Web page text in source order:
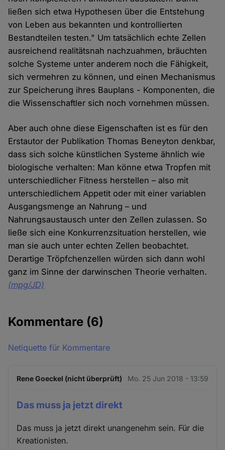
ließen sich etwa Hypothesen über die Entstehung
von Leben aus bekannten und kontrollierten
Bestandteilen testen." Um tatsächlich echte Zellen
ausreichend realitätsnah nachzuahmen, bräuchten
solche Systeme unter anderem noch die Fähigkeit,
sich vermehren zu können, und einen Mechanismus
zur Speicherung ihres Bauplans - Komponenten, die
die Wissenschaftler sich noch vornehmen müssen.
Aber auch ohne diese Eigenschaften ist es für den
Erstautor der Publikation Thomas Beneyton denkbar,
dass sich solche künstlichen Systeme ähnlich wie
biologische verhalten: Man könne etwa Tropfen mit
unterschiedlicher Fitness herstellen – also mit
unterschiedlichem Appetit oder mit einer variablen
Ausgangsmenge an Nahrung – und
Nahrungsaustausch unter den Zellen zulassen. So
ließe sich eine Konkurrenzsituation herstellen, wie
man sie auch unter echten Zellen beobachtet.
Derartige Tröpfchenzellen würden sich dann wohl
ganz im Sinne der darwinschen Theorie verhalten.
(mpg/JD)
Kommentare (6)
Netiquette für Kommentare
Rene Goeckel (nicht überprüft) Mo. 25 Jun 2018 - 13:59
Das muss ja jetzt direkt
Das muss ja jetzt direkt unangenehm sein. Für die
Kreationisten.
Cookies